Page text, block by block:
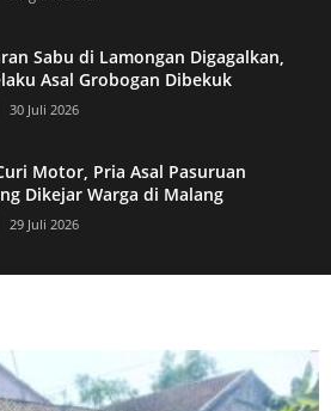
Sabu di Lamongan Digagalkan,
Asal Grobogan Dibekuk
30 Juli 2026
Motor, Pria Asal Pasuruan
Dikejar Warga di Malang
29 Juli 2026